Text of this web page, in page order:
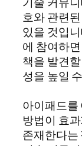
호와 관련
있을 것입
에 참여하
책을 발견
성을 높일
아이패드를
방법이 효
존재한다는